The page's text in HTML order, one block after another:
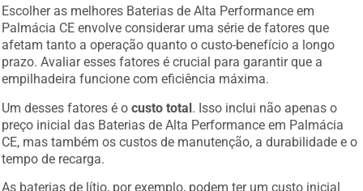
Escolher as melhores Baterias de Alta Performance em
Palmácia CE envolve considerar uma série de fatores que
afetam tanto a operação quanto o custo-benefício a longo
prazo. Avaliar esses fatores é crucial para garantir que a
empilhadeira funcione com eficiência máxima.
Um desses fatores é ocusto total . Isso inclui não apenas o
preço inicial das Baterias de Alta Performance em Palmácia
CE, mas também os custos de manutenção, a durabilidade e o
tempo de recarga.
As baterias de lítio, por exemplo, podem ter um custo inicial